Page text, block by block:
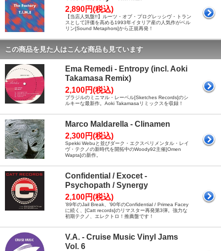
2,890円(税込)
【当店人気盤!!】ルーツ・オブ・プログレッシヴ・トラン
スとして評価を高める1993年イタリア産の人気作がベル
リン[Sound Metaphors]から正規再発！
この商品を見た人はこんな商品も見ています
Ema Remedi - Entropy (incl. Aoki
Takamasa Remix)
2,100円(税込)
ブラジルのミニマル・レーベル[Sketches Records]のシ
ルキーな最新作。Aoki Takamasaリミックスを収録！
Marco Maldarella - Clinamen
2,300円(税込)
Spekki Webuと並びダーク・エクスペリメンタル・レイ
ヴ・テクノの新時代を開拓中のWoody92主催[Omen
Wapta]の新作。
Confidential / Exocet -
Psychopath / Synergy
2,100円(税込)
’89年のJail Break、’90年のConfidential / Primea Facey
に続く、[Catt records]のリマスター再発第3弾。強力な
初期テクノ、エレクトロ！推薦盤です！
V.A. - Cruise Music Vinyl Jams
Vol. 6